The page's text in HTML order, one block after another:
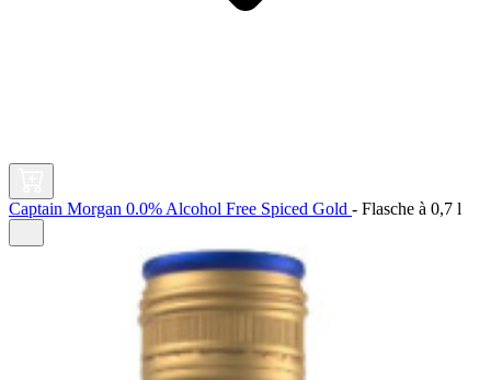
Captain Morgan 0.0% Alcohol Free Spiced Gold - Flasche à 0,7 l